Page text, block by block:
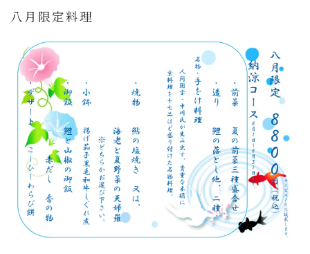
八月限定料理